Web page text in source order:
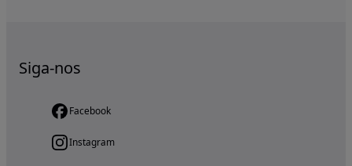
Siga-nos
Facebook
Instagram